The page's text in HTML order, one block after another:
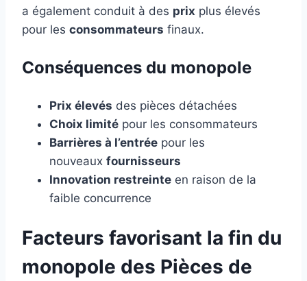
a également conduit à des prix plus élevés
pour les consommateurs finaux.
Conséquences du monopole
Prix élevés des pièces détachées
Choix limité pour les consommateurs
Barrières à l’entrée pour les
nouveaux fournisseurs
Innovation restreinte en raison de la
faible concurrence
Facteurs favorisant la fin du
monopole des Pièces de